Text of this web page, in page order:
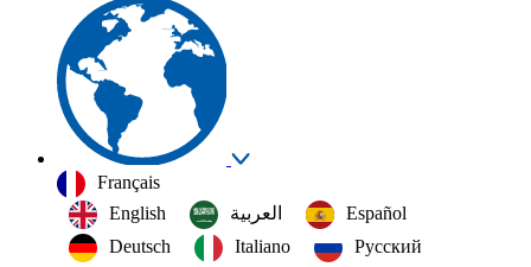
Français
English
العربية‏
Español
Deutsch
Italiano
Русский